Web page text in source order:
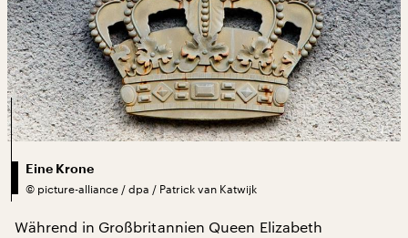
Eine Krone
© picture-alliance / dpa / Patrick van Katwijk
Während in Großbritannien Queen Elizabeth